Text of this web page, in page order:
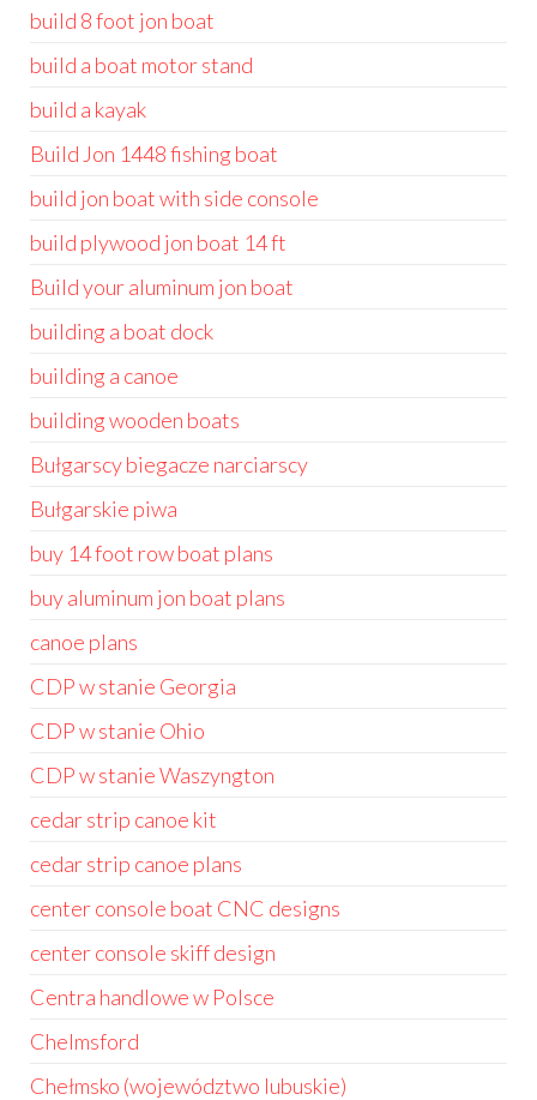
build 8 foot jon boat
build a boat motor stand
build a kayak
Build Jon 1448 fishing boat
build jon boat with side console
build plywood jon boat 14 ft
Build your aluminum jon boat
building a boat dock
building a canoe
building wooden boats
Bułgarscy biegacze narciarscy
Bułgarskie piwa
buy 14 foot row boat plans
buy aluminum jon boat plans
canoe plans
CDP w stanie Georgia
CDP w stanie Ohio
CDP w stanie Waszyngton
cedar strip canoe kit
cedar strip canoe plans
center console boat CNC designs
center console skiff design
Centra handlowe w Polsce
Chelmsford
Chełmsko (województwo lubuskie)